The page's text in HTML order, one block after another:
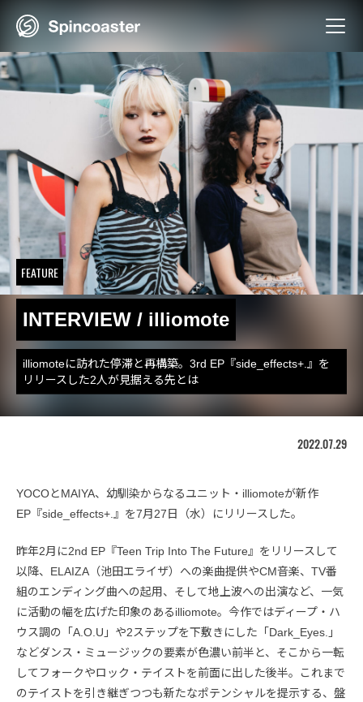
FEATURE
INTERVIEW / illiomote
illiomoteに訪れた停滞と再構築。3rd EP『side_effects+.』を
リリースした2人が見据える先とは
2022.07.29
YOCOとMAIYA、幼馴染からなるユニット・illiomoteが新作
EP『side_effects+.』を7月27日（水）にリリースした。
昨年2月に2nd EP『Teen Trip Into The Future』をリリースして
以降、ELAIZA（池田エライザ）への楽曲提供やCM音楽、TV番
組のエンディング曲への起用、そして地上波への出演など、一気
に活動の幅を広げた印象のあるilliomote。今作ではディープ・ハ
ウス調の「A.O.U」や2ステップを下敷きにした「Dark_Eyes.」
などダンス・ミュージックの要素が色濃い前半と、そこから一転
してフォークやロック・テイストを前面に出した後半。これまで
のテイストを引き継ぎつつも新たなポテンシャルを提示する、盤